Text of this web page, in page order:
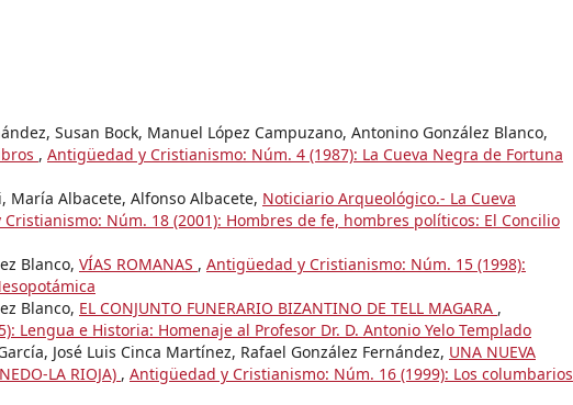
Susan Bock, Manuel López Campuzano, Antonino González Blanco,
, Antigüedad y Cristianismo: Núm. 4 (1987): La Cueva Negra de Fortuna
María Albacete, Alfonso Albacete, Noticiario Arqueológico.- La Cueva
Núm. 18 (2001): Hombres de fe, hombres políticos: El Concilio
Blanco, VÍAS ROMANAS , Antigüedad y Cristianismo: Núm. 15 (1998):
Blanco, EL CONJUNTO FUNERARIO BIZANTINO DE TELL MAGARA ,
Lengua e Historia: Homenaje al Profesor Dr. D. Antonio Yelo Templado
José Luis Cinca Martínez, Rafael González Fernández, UNA NUEVA
LA RIOJA) , Antigüedad y Cristianismo: Núm. 16 (1999): Los columbarios